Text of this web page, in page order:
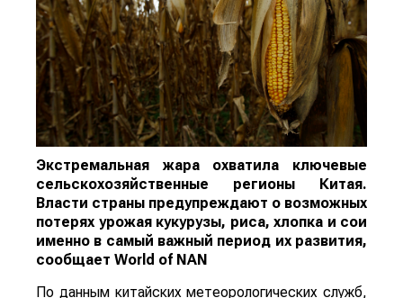
Экстремальная жара охватила ключевые
сельскохозяйственные регионы Китая.
Власти страны предупреждают о возможных
потерях урожая кукурузы, риса, хлопка и сои
именно в самый важный период их развития,
сообщает World of NAN
По данным китайских метеорологических служб,